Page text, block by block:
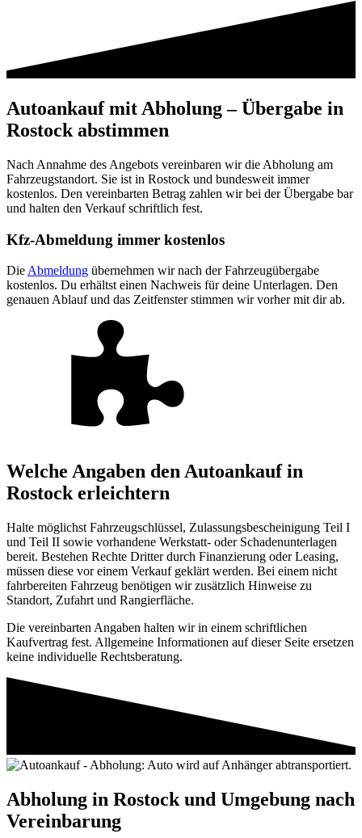
Autoankauf mit Abholung – Übergabe in
Rostock abstimmen
Nach Annahme des Angebots vereinbaren wir die Abholung am
Fahrzeugstandort. Sie ist in Rostock und bundesweit immer
kostenlos. Den vereinbarten Betrag zahlen wir bei der Übergabe bar
und halten den Verkauf schriftlich fest.
Kfz-Abmeldung immer kostenlos
Die Abmeldung übernehmen wir nach der Fahrzeugübergabe
kostenlos. Du erhältst einen Nachweis für deine Unterlagen. Den
genauen Ablauf und das Zeitfenster stimmen wir vorher mit dir ab.
Welche Angaben den Autoankauf in
Rostock erleichtern
Halte möglichst Fahrzeugschlüssel, Zulassungsbescheinigung Teil I
und Teil II sowie vorhandene Werkstatt- oder Schadenunterlagen
bereit. Bestehen Rechte Dritter durch Finanzierung oder Leasing,
müssen diese vor einem Verkauf geklärt werden. Bei einem nicht
fahrbereiten Fahrzeug benötigen wir zusätzlich Hinweise zu
Standort, Zufahrt und Rangierfläche.
Die vereinbarten Angaben halten wir in einem schriftlichen
Kaufvertrag fest. Allgemeine Informationen auf dieser Seite ersetzen
keine individuelle Rechtsberatung.
Abholung in Rostock und Umgebung nach
Vereinbarung